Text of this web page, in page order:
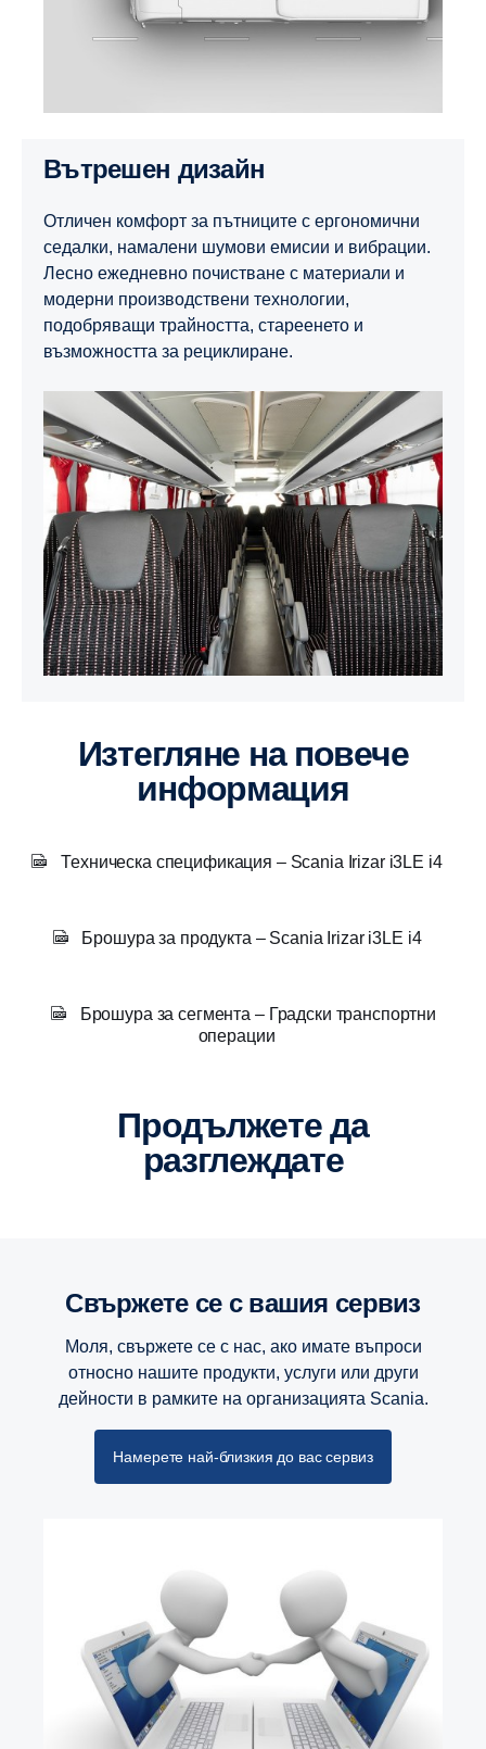
Вътрешен дизайн
Отличен комфорт за пътниците с ергономични
седалки, намалени шумови емисии и вибрации.
Лесно ежедневно почистване с материали и
модерни производствени технологии,
подобряващи трайността, стареенето и
възможността за рециклиране.
Изтегляне на повече
информация
Техническа спецификация – Scania Irizar i3LE i4
Брошура за продукта – Scania Irizar i3LE i4
Брошура за сегмента – Градски транспортни
операции
Продължете да
разглеждате
Scania Interlink
седалките и вратите. Той предлага впечатляващ салон и
височина. Определете рафтовете за багаж,
осветителните панели, тапицерията и много други.
Свържете се с вашия сервиз
Моля, свържете се с нас, ако имате въпроси
относно нашите продукти, услуги или други
дейности в рамките на организацията Scania.
Намерете най-близкия до вас сервиз